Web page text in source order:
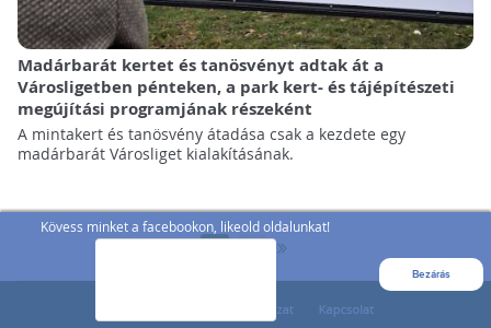
Kövess minket a facebookon, likeold oldalunkat!
Bezárás
Madárbarát kertet és tanösvényt adtak át a
Városligetben pénteken, a park kert- és tájépítészeti
megújítási programjának részeként
A mintakert és tanösvény átadása csak a kezdete egy
madárbarát Városliget kialakításának.
»